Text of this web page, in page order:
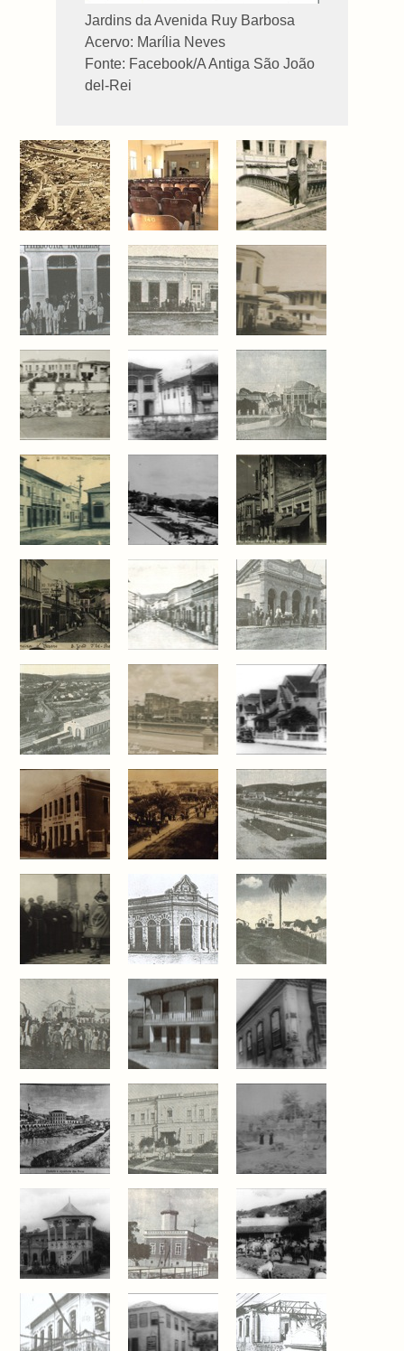
Jardins da Avenida Ruy Barbosa
Acervo: Marília Neves
Fonte: Facebook/A Antiga São João
del-Rei